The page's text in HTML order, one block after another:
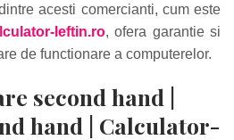
acesti comercianti, cum este
Ieftin.ro, ofera garantie si
de functionare a computerelor.
second hand |
hand | Calculator-